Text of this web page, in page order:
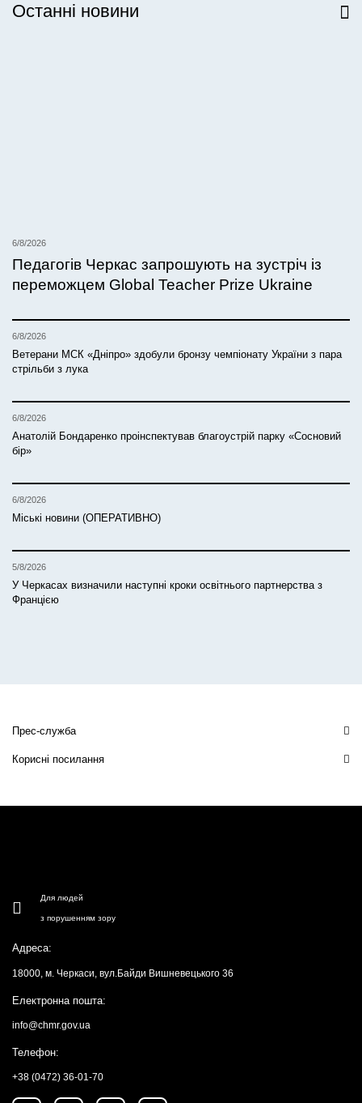
Останні новини
6/8/2026
Педагогів Черкас запрошують на зустріч із
переможцем Global Teacher Prize Ukraine
6/8/2026
Ветерани МСК «Дніпро» здобули бронзу чемпіонату України з пара
стрільби з лука
6/8/2026
Анатолій Бондаренко проінспектував благоустрій парку «Сосновий
бір»
6/8/2026
Міські новини (ОПЕРАТИВНО)
5/8/2026
У Черкасах визначили наступні кроки освітнього партнерства з
Францією
Прес-служба
Корисні посилання
Для людей
з порушенням зору
Адреса:
18000, м. Черкаси, вул.Байди Вишневецького 36
Електронна пошта:
info@chmr.gov.ua
Телефон:
+38 (0472) 36-01-70